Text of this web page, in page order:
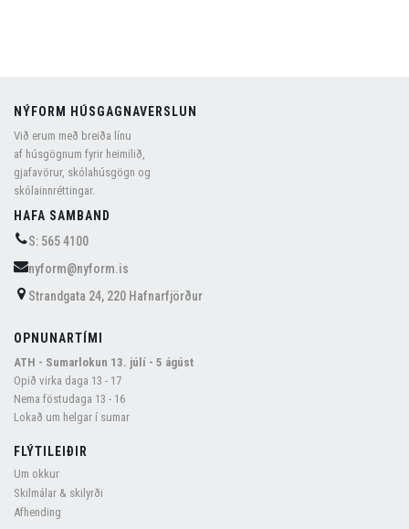
NÝFORM HÚSGAGNAVERSLUN
Við erum með breiða línu
af húsgögnum fyrir heimilið,
gjafavörur, skólahúsgögn og
skólainnréttingar.
HAFA SAMBAND
S: 565 4100
nyform@nyform.is
Strandgata 24, 220 Hafnarfjörður
OPNUNARTÍMI
ATH - Sumarlokun 13. júlí - 5 ágúst
Opið virka daga 13 - 17
Nema föstudaga 13 - 16
Lokað um helgar í sumar
FLÝTILEIÐIR
Um okkur
Skilmálar & skilyrði
Afhending